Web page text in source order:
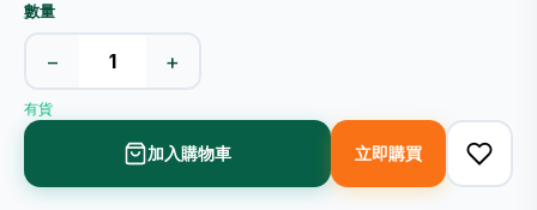
數量
− +
有貨
加入購物車 立即購買